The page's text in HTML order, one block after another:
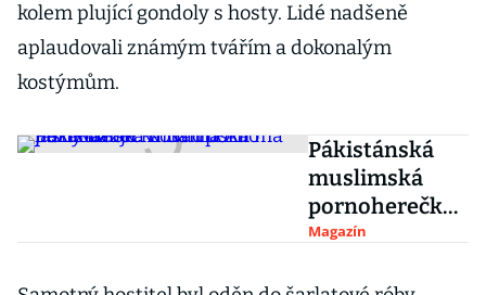
kolem plující gondoly s hosty. Lidé nadšeně
aplaudovali známým tvářím a dokonalým
kostýmům.
Pákistánská
muslimská
pornoherečka
Nadia Alí má
Magazín